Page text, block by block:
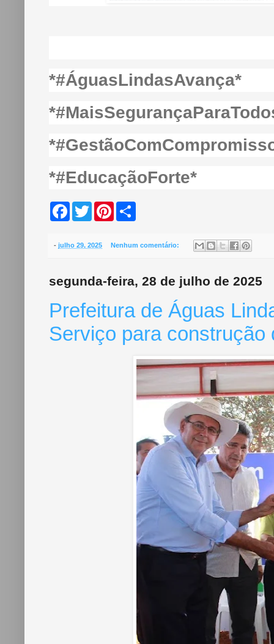
*#ÁguasLindasAvança*
*#EducaçãoForte*
F
b
T
w
t
P
e
t
e
- julho 29, 2025 Nenhum comentário:
segunda-feira, 28 de julho de 2025
Prefeitura de Águas
Serviço para